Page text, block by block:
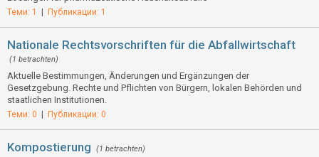
Теми: 1 Публикации: 1
Nationale Rechtsvorschriften für die Abfallwirtschaft
(1 betrachten)
Aktuelle Bestimmungen, Änderungen und Ergänzungen der
Gesetzgebung. Rechte und Pflichten von Bürgern, lokalen Behörden und
staatlichen Institutionen.
Теми: 0 Публикации: 0
Kompostierung (1 betrachten)